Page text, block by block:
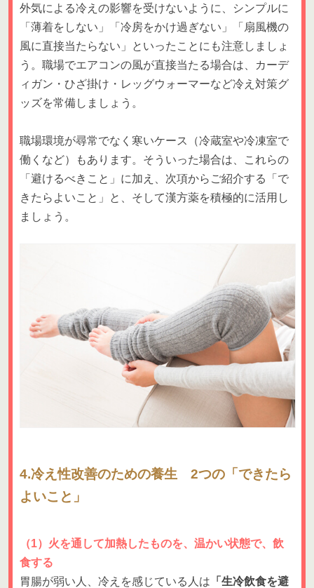
外気による冷えの影響を受けないように、シンプルに
「薄着をしない」「冷房をかけ過ぎない」「扇風機の
風に直接当たらない」といったことにも注意しましょ
う。職場でエアコンの風が直接当たる場合は、カーデ
ィガン・ひざ掛け・レッグウォーマーなど冷え対策グ
ッズを常備しましょう。
職場環境が尋常でなく寒いケース（冷蔵室や冷凍室で
働くなど）もあります。そういった場合は、これらの
「避けるべきこと」に加え、次項からご紹介する「で
きたらよいこと」と、そして漢方薬を積極的に活用し
ましょう。
4.冷え性改善のための養生 2つの「できたら
よいこと」
（1）火を通して加熱したものを、温かい状態で、飲
食する
胃腸が弱い人、冷えを感じている人は 「生冷飲食を避